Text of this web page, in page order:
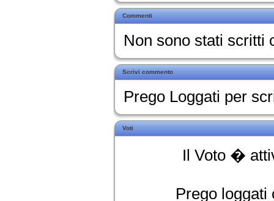
Commenti
Non sono stati scritti
Scrivi commento
Prego Loggati per
Voti
Il Voto �
Prego loggati